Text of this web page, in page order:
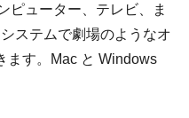
ピューター、テレビ、ま
ステムで劇場のようなオ
ます。Mac と Windows